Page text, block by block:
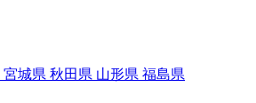
宮城県 秋田県 山形県 福島県